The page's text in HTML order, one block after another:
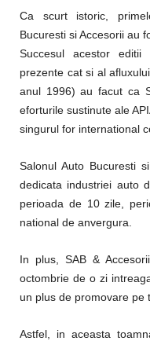
Ca scurt istoric,
Bucuresti si Accesorii au
Succesul acestor
prezente cat si al
anul 1996) au facut ca
eforturile sustinute ale
singurul for international
Salonul Auto Bucuresti
dedicata industriei auto
perioada de 10 zile,
national de anvergura.
In plus, SAB &
octombrie de o zi
un plus de promovare pe
Astfel, in aceasta